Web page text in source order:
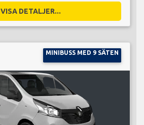
VISA DETALJER...
MINIBUSS MED 9 SÄTEN